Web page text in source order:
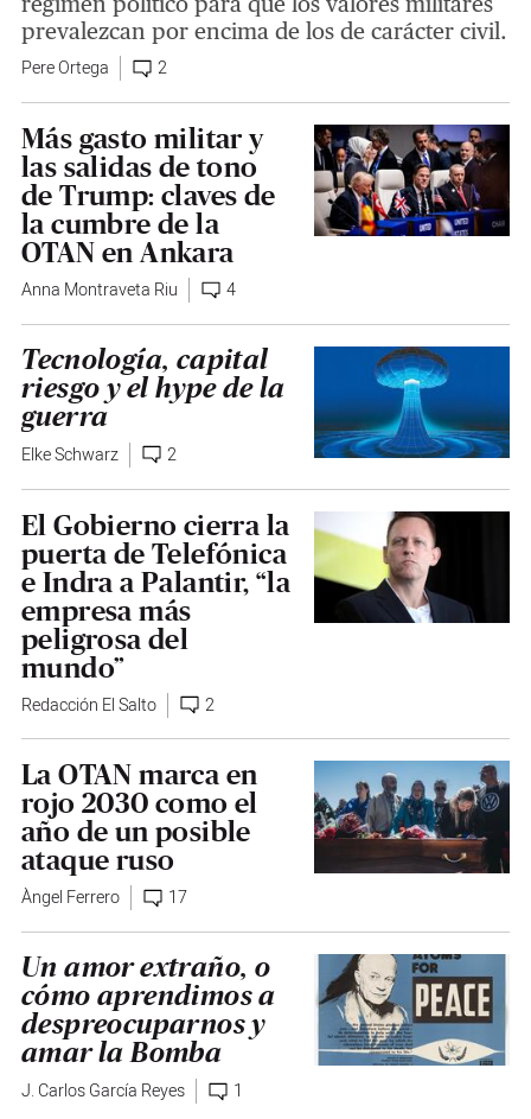
prevalezcan por encima de los de carácter civil.
Pere Ortega 2
Más gasto militar y
las salidas de tono
de Trump: claves de
la cumbre de la
OTAN en Ankara
Anna Montraveta Riu 4
Tecnología, capital
riesgo y el hype de la
guerra
Elke Schwarz 2
El Gobierno cierra la
puerta de Telefónica
e Indra a Palantir, “la
empresa más
peligrosa del
mundo”
Redacción El Salto 2
La OTAN marca en
rojo 2030 como el
año de un posible
ataque ruso
Àngel Ferrero 17
Un amor extraño, o
cómo aprendimos a
despreocuparnos y
amar la Bomba
J. Carlos García Reyes 1